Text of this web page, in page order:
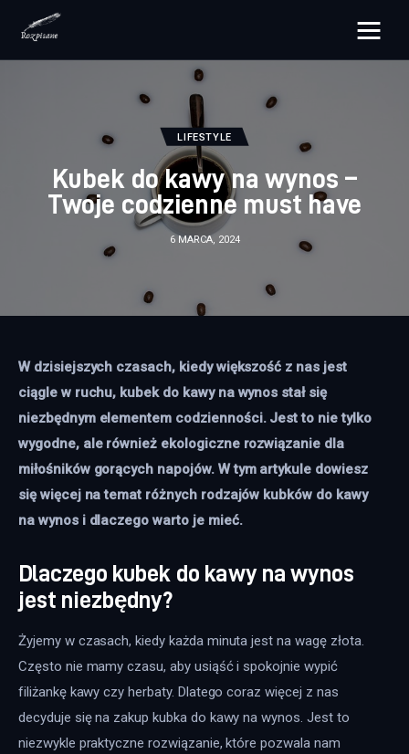
rozpisane.pl
Zdrowie
Uroda
Dom i ogród
LIFESTYLE
Kubek do kawy na wynos –
Twoje codzienne must have
6 MARCA, 2024
W dzisiejszych czasach, kiedy większość z nas jest
ciągle w ruchu, kubek do kawy na wynos stał się
niezbędnym elementem codzienności. Jest to nie tylko
wygodne, ale również ekologiczne rozwiązanie dla
miłośników gorących napojów. W tym artykule dowiesz
się więcej na temat różnych rodzajów kubków do kawy
na wynos i dlaczego warto je mieć.
Dlaczego kubek do kawy na wynos
jest niezbędny?
Żyjemy w czasach, kiedy każda minuta jest na wagę złota.
Często nie mamy czasu, aby usiąść i spokojnie wypić
filiżankę kawy czy herbaty. Dlatego coraz więcej z nas
decyduje się na zakup kubka do kawy na wynos. Jest to
niezwykle praktyczne rozwiązanie, które pozwala nam